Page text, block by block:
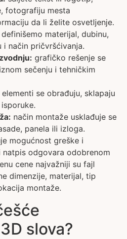
fotografiju mesta
da li želite osvetljenje.
definišemo materijal, dubinu,
i način pričvršćivanja.
grafičko rešenje se
sečenju i tehničkim
elementi se obrađuju, sklapaju
način montaže usklađuje se
panela ili izloga.
mogućnost greške i
odgovara odobrenom
cene najvažniji su fajl
dimenzije, materijal, tip
montaže.
slova?